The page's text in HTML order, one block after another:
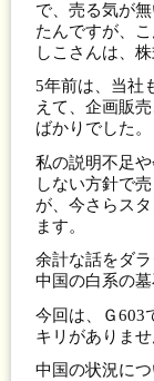
で、売る気が
たんですが、
しこさんは、
5年前は、当社
えて、企画販
ばかりでした。
私の説明不足
しない方針で
が、今さらス
ます。
余計な話をダ
中国の白系の
今回は、Ｇ603
キリがありませ
中国の状況に